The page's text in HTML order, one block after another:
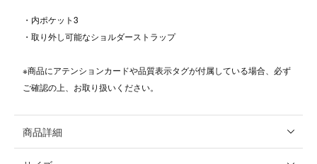
・内ポケット3
・取り外し可能なショルダーストラップ
※商品にアテンションカードや品質表示タグが付属している場合、必ず
ご確認の上、お取り扱いください。
商品詳細